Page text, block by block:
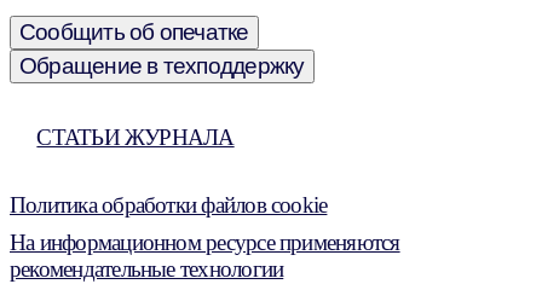
Сообщить об опечатке
Обращение в техподдержку
СТАТЬИ ЖУРНАЛА
Политика обработки файлов cookie
На информационном ресурсе применяются
рекомендательные технологии